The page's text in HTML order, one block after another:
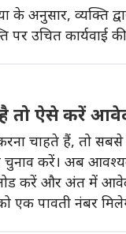
के अनुसार,
उचित कार्यवाई की
तो ऐसे करें
चाहते हैं, तो
चुनाव करें। अब
करें और अंत में
पावती नंबर